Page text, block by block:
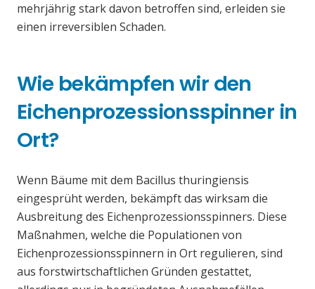
mehrjährig stark davon betroffen sind, erleiden sie
einen irreversiblen Schaden.
Wie bekämpfen wir den
Eichenprozessionsspinner in
Ort?
Wenn Bäume mit dem Bacillus thuringiensis
eingesprüht werden, bekämpft das wirksam die
Ausbreitung des Eichenprozessionsspinners. Diese
Maßnahmen, welche die Populationen von
Eichenprozessionsspinnern in Ort regulieren, sind
aus forstwirtschaftlichen Gründen gestattet,